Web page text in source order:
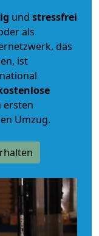
und stressfrei
als
das
ist
ersten
Umzug.